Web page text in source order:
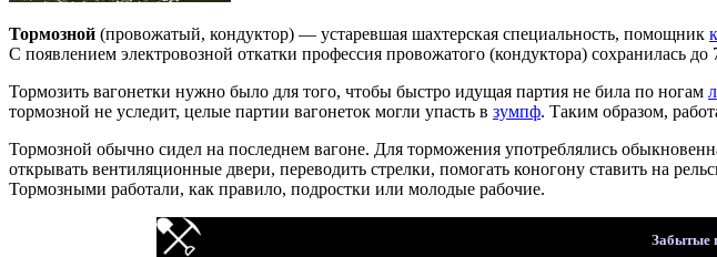
Тормозной (провожатый, кондуктор) — устаревшая шахтерская специальность, помощник
С появлением электровозной откатки профессия провожатого (кондуктора) сохранилась до
Тормозить вагонетки нужно было для того, чтобы быстро идущая партия не била по ногам
тормозной не уследит, целые партии вагонеток могли упасть в зумпф. Таким образом,
Тормозной обычно сидел на последнем вагоне. Для торможения употреблялись
открывать вентиляционные двери, переводить стрелки, помогать коногону ставить на
Тормозными работали, как правило, подростки или молодые рабочие.
Забытые